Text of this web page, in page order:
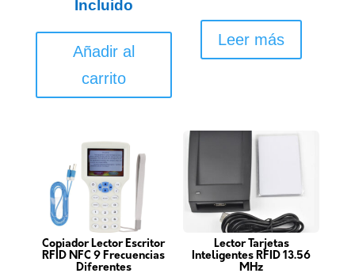
Incluido
Añadir al
carrito
Leer más
Copiador Lector Escritor
RFID NFC 9 Frecuencias
Diferentes
Lector Tarjetas
Inteligentes RFID 13.56
MHz